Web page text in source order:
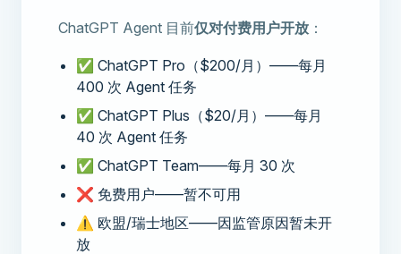
ChatGPT Agent 目前仅对付费用户开放 ：
✅ ChatGPT Pro（$200/月）——每月
400 次 Agent 任务
✅ ChatGPT Plus（$20/月）——每月
40 次 Agent 任务
✅ ChatGPT Team——每月 30 次
❌ 免费用户——暂不可用
⚠️ 欧盟/瑞士地区——因监管原因暂未开
放